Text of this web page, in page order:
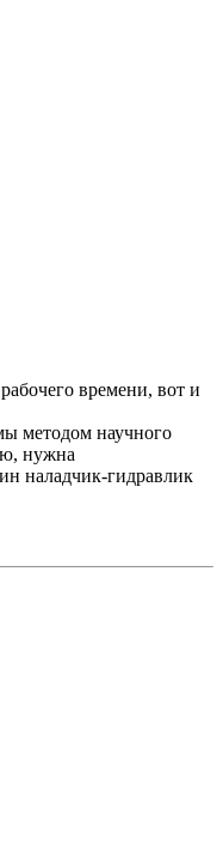
времени, вот и
методом научного
нужна
наладчик-гидравлик